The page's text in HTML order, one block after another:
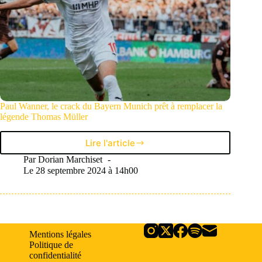
Paul Wanner, le crack du Bayern Munich prêt à remplacer la
légende Thomas Müller
Lire l'article
Paul
le
du
prêt
Par Dorian Marchiset
Le 28 septembre 2024 à 14h00
Mentions légales
Politique de
confidentialité